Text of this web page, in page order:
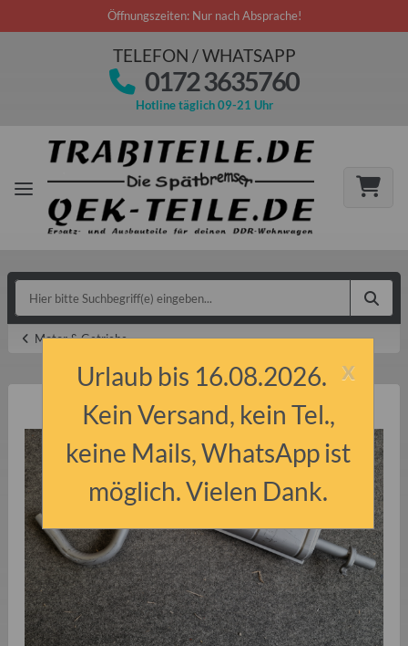
Öffnungszeiten: Nur nach Absprache!
TELEFON / WHATSAPP
0172 3635760
Hotline täglich 09-21 Uhr
Motor & Getriebe
x
Urlaub bis 16.08.2026.
Kein Versand, kein Tel.,
keine Mails, WhatsApp ist
möglich. Vielen Dank.